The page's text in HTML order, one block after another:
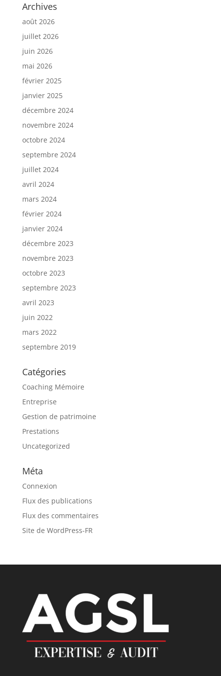
Archives
août 2026
juillet 2026
juin 2026
mai 2026
février 2025
janvier 2025
décembre 2024
novembre 2024
octobre 2024
septembre 2024
juillet 2024
avril 2024
mars 2024
février 2024
janvier 2024
décembre 2023
novembre 2023
octobre 2023
septembre 2023
avril 2023
juin 2022
mars 2022
septembre 2019
Catégories
Coaching Mémoire
Entreprise
Gestion de patrimoine
Prestations
Uncategorized
Méta
Connexion
Flux des publications
Flux des commentaires
Site de WordPress-FR